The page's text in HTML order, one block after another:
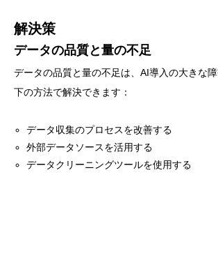
解決策
データの品質と量の不足
データの品質と量の不足は、AI導入の大きな
下の方法で解決できます：
データ収集のプロセスを改善する
外部データソースを活用する
データクリーニングツールを使用する